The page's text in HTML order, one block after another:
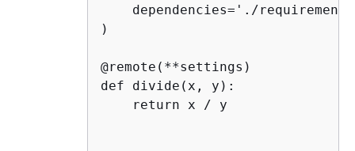
dependencies='./
)
@remote(**settings)
def divide(x, y):
    return x / y